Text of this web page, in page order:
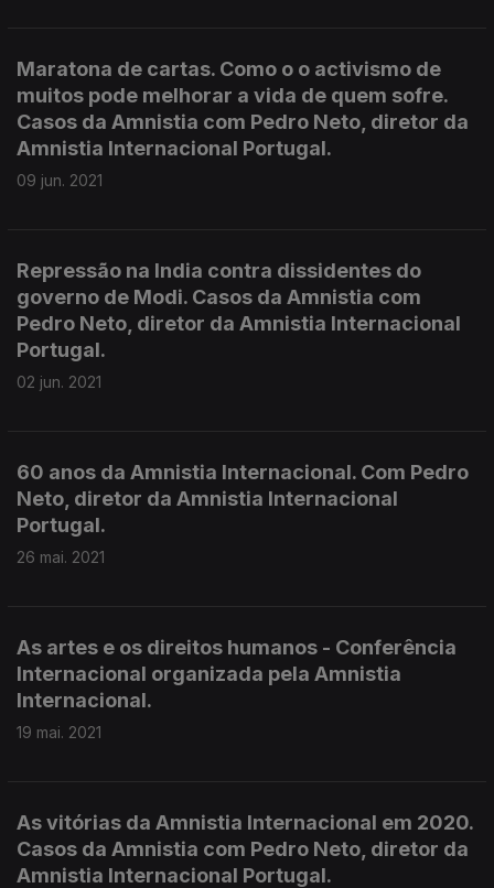
Maratona de cartas. Como o o activismo de
muitos pode melhorar a vida de quem sofre.
Casos da Amnistia com Pedro Neto, diretor da
Amnistia Internacional Portugal.
09 jun. 2021
Repressão na India contra dissidentes do
governo de Modi. Casos da Amnistia com
Pedro Neto, diretor da Amnistia Internacional
Portugal.
02 jun. 2021
60 anos da Amnistia Internacional. Com Pedro
Neto, diretor da Amnistia Internacional
Portugal.
26 mai. 2021
As artes e os direitos humanos - Conferência
Internacional organizada pela Amnistia
Internacional.
19 mai. 2021
As vitórias da Amnistia Internacional em 2020.
Casos da Amnistia com Pedro Neto, diretor da
Amnistia Internacional Portugal.